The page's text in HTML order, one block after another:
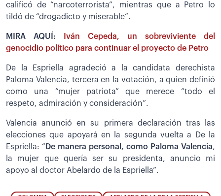
calificó de “narcoterrorista”, mientras que a Petro lo
tildó de “drogadicto y miserable”.
MIRA AQUÍ:
Iván Cepeda, un sobreviviente del
genocidio político para continuar el proyecto de Petro
De la Espriella agradeció a la candidata derechista
Paloma Valencia, tercera en la votación, a quien definió
como una “mujer patriota” que merece “todo el
respeto, admiración y consideración”.
Valencia anunció en su primera declaración tras las
elecciones que apoyará en la segunda vuelta a De la
Espriella: “ De manera personal, como Paloma Valencia,
la mujer que quería ser su presidenta, anuncio mi
apoyo al doctor Abelardo de la Espriella”.